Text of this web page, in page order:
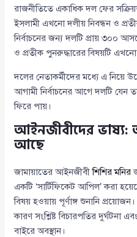
রাজনীতিতে একাধিক দল ফের
ইসলামী এখনো দলীয় নিবন্ধন ও
নির্বাচনের জন্য দলটি প্রায় ৩০০
ও প্রতীক পুনরুদ্ধারের বিষয়টি
দলের নেতাকর্মীদের মধ্যে এ নিয়ে
আগামী নির্বাচনের আগে দলটি যেন
ফিরে পায়।
আইনজীবীদের
আছে
জামায়াতের আইনজীবীশিশির মনির
একটি ‘সার্টিফিকেট আপিল’ করা
বিষয় হওয়ায় পূর্ণাঙ্গ শুনানি
কারণ সংশ্লিষ্ট বিচারপতির
বাইরে অবস্থান।